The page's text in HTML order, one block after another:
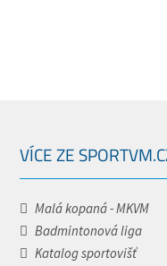
VÍCE ZE
Malá kopaná - MKVM
Badmintonová liga
Katalog sportovišť